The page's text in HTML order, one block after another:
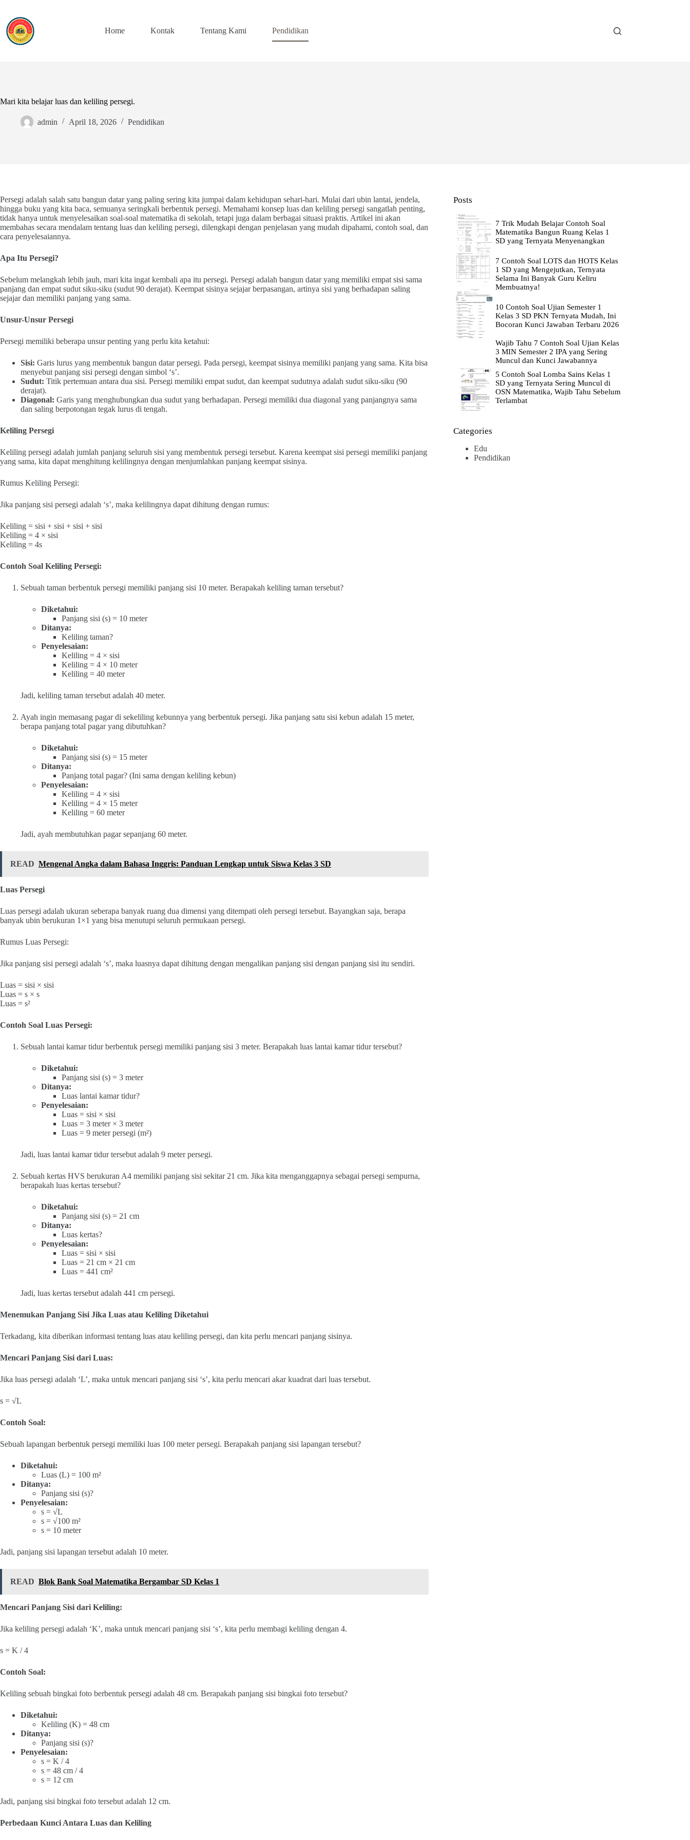
content
Home
Kontak Tentang Kami Pendidikan
Mari kita belajar luas dan keliling persegi.
admin April 18, 2026 Pendidikan
Persegi adalah salah satu bangun datar yang paling sering kita jumpai dalam kehidupan sehari-hari. Mulai dari ubin lantai, jendela,
hingga buku yang kita baca, semuanya seringkali berbentuk persegi. Memahami konsep luas dan keliling persegi sangatlah penting,
tidak hanya untuk menyelesaikan soal-soal matematika di sekolah, tetapi juga dalam berbagai situasi praktis. Artikel ini akan
membahas secara mendalam tentang luas dan keliling persegi, dilengkapi dengan penjelasan yang mudah dipahami, contoh soal, dan
cara penyelesaiannya.
Apa Itu Persegi?
Sebelum melangkah lebih jauh, mari kita ingat kembali apa itu persegi. Persegi adalah bangun datar yang memiliki empat sisi sama
panjang dan empat sudut siku-siku (sudut 90 derajat). Keempat sisinya sejajar berpasangan, artinya sisi yang berhadapan saling
sejajar dan memiliki panjang yang sama.
Unsur-Unsur Persegi
Persegi memiliki beberapa unsur penting yang perlu kita ketahui:
Sisi: Garis lurus yang membentuk bangun datar persegi. Pada persegi, keempat sisinya memiliki panjang yang sama. Kita bisa
menyebut panjang sisi persegi dengan simbol ‘s’.
Sudut: Titik pertemuan antara dua sisi. Persegi memiliki empat sudut, dan keempat sudutnya adalah sudut siku-siku (90
derajat).
Diagonal: Garis yang menghubungkan dua sudut yang berhadapan. Persegi memiliki dua diagonal yang panjangnya sama
dan saling berpotongan tegak lurus di tengah.
Keliling Persegi
Keliling persegi adalah jumlah panjang seluruh sisi yang membentuk persegi tersebut. Karena keempat sisi persegi memiliki panjang
yang sama, kita dapat menghitung kelilingnya dengan menjumlahkan panjang keempat sisinya.
Rumus Keliling Persegi:
Jika panjang sisi persegi adalah ‘s’, maka kelilingnya dapat dihitung dengan rumus:
Keliling = sisi + sisi + sisi + sisi
Keliling = 4 × sisi
Keliling = 4s
Contoh Soal Keliling Persegi:
Sebuah taman berbentuk persegi memiliki panjang sisi 10 meter. Berapakah keliling taman tersebut?
Diketahui:
Panjang sisi (s) = 10 meter
Ditanya:
Keliling taman?
Penyelesaian:
Keliling = 4 × sisi
Keliling = 4 × 10 meter
Keliling = 40 meter
Jadi, keliling taman tersebut adalah 40 meter.
Ayah ingin memasang pagar di sekeliling kebunnya yang berbentuk persegi. Jika panjang satu sisi kebun adalah 15 meter,
berapa panjang total pagar yang dibutuhkan?
Diketahui:
Panjang sisi (s) = 15 meter
Ditanya:
Panjang total pagar? (Ini sama dengan keliling kebun)
Penyelesaian:
Keliling = 4 × sisi
Keliling = 4 × 15 meter
Keliling = 60 meter
Jadi, ayah membutuhkan pagar sepanjang 60 meter.
READ Mengenal Angka dalam Bahasa Inggris: Panduan Lengkap untuk Siswa Kelas 3 SD
Luas Persegi
Luas persegi adalah ukuran seberapa banyak ruang dua dimensi yang ditempati oleh persegi tersebut. Bayangkan saja, berapa
banyak ubin berukuran 1×1 yang bisa menutupi seluruh permukaan persegi.
Rumus Luas Persegi:
Jika panjang sisi persegi adalah ‘s’, maka luasnya dapat dihitung dengan mengalikan panjang sisi dengan panjang sisi itu sendiri.
Luas = sisi × sisi
Luas = s × s
Luas = s²
Contoh Soal Luas Persegi:
Sebuah lantai kamar tidur berbentuk persegi memiliki panjang sisi 3 meter. Berapakah luas lantai kamar tidur tersebut?
Diketahui:
Panjang sisi (s) = 3 meter
Ditanya:
Luas lantai kamar tidur?
Penyelesaian:
Luas = sisi × sisi
Luas = 3 meter × 3 meter
Luas = 9 meter persegi (m²)
Jadi, luas lantai kamar tidur tersebut adalah 9 meter persegi.
Sebuah kertas HVS berukuran A4 memiliki panjang sisi sekitar 21 cm. Jika kita menganggapnya sebagai persegi sempurna,
berapakah luas kertas tersebut?
Diketahui:
Panjang sisi (s) = 21 cm
Ditanya:
Luas kertas?
Penyelesaian:
Luas = sisi × sisi
Luas = 21 cm × 21 cm
Luas = 441 cm²
Jadi, luas kertas tersebut adalah 441 cm persegi.
Menemukan Panjang Sisi Jika Luas atau Keliling Diketahui
Terkadang, kita diberikan informasi tentang luas atau keliling persegi, dan kita perlu mencari panjang sisinya.
Mencari Panjang Sisi dari Luas:
Jika luas persegi adalah ‘L’, maka untuk mencari panjang sisi ‘s’, kita perlu mencari akar kuadrat dari luas tersebut.
s = √L
Contoh Soal:
Sebuah lapangan berbentuk persegi memiliki luas 100 meter persegi. Berapakah panjang sisi lapangan tersebut?
Diketahui:
Luas (L) = 100 m²
Ditanya:
Panjang sisi (s)?
Penyelesaian:
s = √L
s = √100 m²
s = 10 meter
Jadi, panjang sisi lapangan tersebut adalah 10 meter.
READ Blok Bank Soal Matematika Bergambar SD Kelas 1
Mencari Panjang Sisi dari Keliling:
Jika keliling persegi adalah ‘K’, maka untuk mencari panjang sisi ‘s’, kita perlu membagi keliling dengan 4.
s = K / 4
Contoh Soal:
Keliling sebuah bingkai foto berbentuk persegi adalah 48 cm. Berapakah panjang sisi bingkai foto tersebut?
Diketahui:
Keliling (K) = 48 cm
Ditanya:
Panjang sisi (s)?
Penyelesaian:
s = K / 4
s = 48 cm / 4
s = 12 cm
Jadi, panjang sisi bingkai foto tersebut adalah 12 cm.
Perbedaan Kunci Antara Luas dan Keliling
Posts
7 Trik Mudah Belajar Contoh Soal
Matematika Bangun Ruang Kelas 1
SD yang Ternyata Menyenangkan
7 Contoh Soal LOTS dan HOTS Kelas
1 SD yang Mengejutkan, Ternyata
Selama Ini Banyak Guru Keliru
Membuatnya!
10 Contoh Soal Ujian Semester 1
Kelas 3 SD PKN Ternyata Mudah, Ini
Bocoran Kunci Jawaban Terbaru 2026
Wajib Tahu 7 Contoh Soal Ujian Kelas
3 MIN Semester 2 IPA yang Sering
Muncul dan Kunci Jawabannya
5 Contoh Soal Lomba Sains Kelas 1
SD yang Ternyata Sering Muncul di
OSN Matematika, Wajib Tahu Sebelum
Terlambat
Categories
Edu
Pendidikan